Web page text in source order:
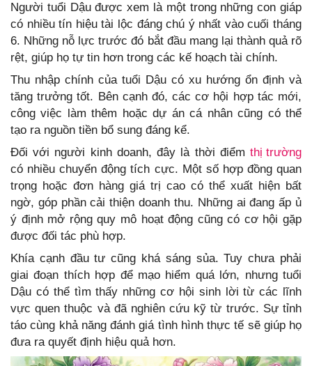
Người tuổi Dậu được xem là một trong những con giáp
có nhiều tín hiệu tài lộc đáng chú ý nhất vào cuối tháng
6. Những nỗ lực trước đó bắt đầu mang lại thành quả rõ
rệt, giúp họ tự tin hơn trong các kế hoạch tài chính.
Thu nhập chính của tuổi Dậu có xu hướng ổn định và
tăng trưởng tốt. Bên cạnh đó, các cơ hội hợp tác mới,
công việc làm thêm hoặc dự án cá nhân cũng có thể
tạo ra nguồn tiền bổ sung đáng kể.
Đối với người kinh doanh, đây là thời điểm thị trường
có nhiều chuyển động tích cực. Một số hợp đồng quan
trọng hoặc đơn hàng giá trị cao có thể xuất hiện bất
ngờ, góp phần cải thiện doanh thu. Những ai đang ấp ủ
ý định mở rộng quy mô hoạt động cũng có cơ hội gặp
được đối tác phù hợp.
Khía cạnh đầu tư cũng khá sáng sủa. Tuy chưa phải
giai đoạn thích hợp để mạo hiểm quá lớn, nhưng tuổi
Dậu có thể tìm thấy những cơ hội sinh lời từ các lĩnh
vực quen thuộc và đã nghiên cứu kỹ từ trước. Sự tỉnh
táo cùng khả năng đánh giá tình hình thực tế sẽ giúp họ
đưa ra quyết định hiệu quả hơn.